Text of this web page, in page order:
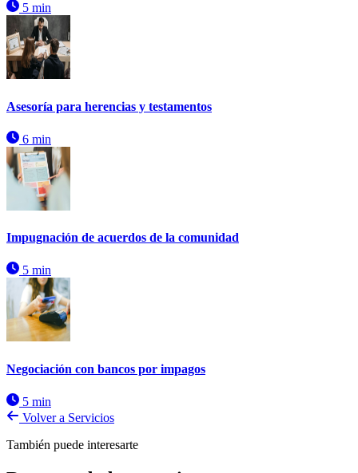
5 min
Asesoría para herencias y testamentos
6 min
Impugnación de acuerdos de la comunidad
5 min
Negociación con bancos por impagos
5 min
Volver a Servicios
También puede interesarte